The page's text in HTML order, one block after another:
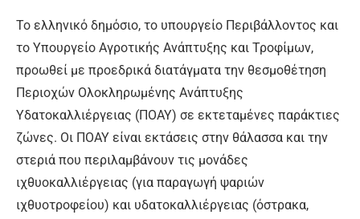
Το ελληνικό δημόσιο, το υπουργείο Περιβάλλοντος και
το Υπουργείο Αγροτικής Ανάπτυξης και Τροφίμων,
προωθεί με προεδρικά διατάγματα την θεσμοθέτηση
Περιοχών Ολοκληρωμένης Ανάπτυξης
Υδατοκαλλιέργειας (ΠΟΑΥ) σε εκτεταμένες παράκτιες
ζώνες. Οι ΠΟΑΥ είναι εκτάσεις στην θάλασσα και την
στεριά που περιλαμβάνουν τις μονάδες
ιχθυοκαλλιέργειας (για παραγωγή ψαριών
ιχθυοτροφείου) και υδατοκαλλιέργειας (όστρακα,